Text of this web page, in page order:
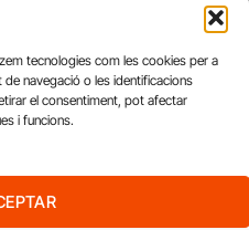
tecnologies com les cookies per a
navegació o les identificacions
el consentiment, pot afectar
i funcions.